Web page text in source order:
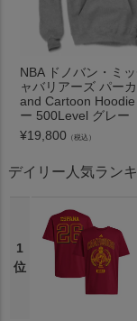
NBA ドノバン・ミ
ャバリアーズ パー
and Cartoon Hoodie
ー 500Level グレー
¥19,800 （税込）
デイリー人気ラン
1
位